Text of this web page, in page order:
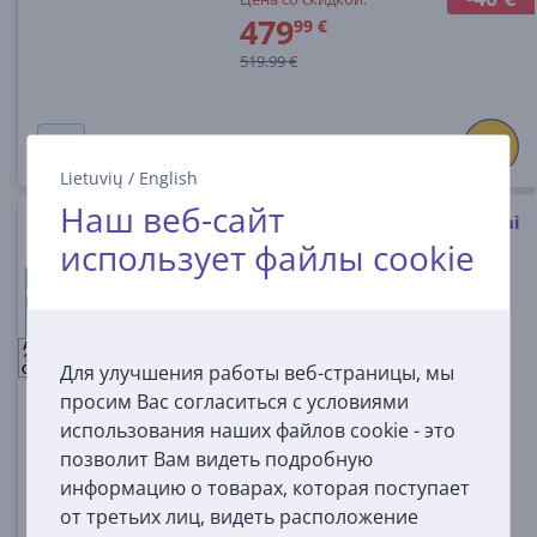
Lietuvių / English
Наш веб-сайт
использует файлы cookie
Для улучшения работы веб-страницы, мы
просим Вас согласиться с условиями
использования наших файлов cookie - это
позволит Вам видеть подробную
информацию о товарах, которая поступает
от третьих лиц, видеть расположение
47999 €
519.99 €
A
G
Hisense U7Q, 65'', 4K UHD, Mini
LED, черный - Телевизор
На складе
Цена:
599 99 €